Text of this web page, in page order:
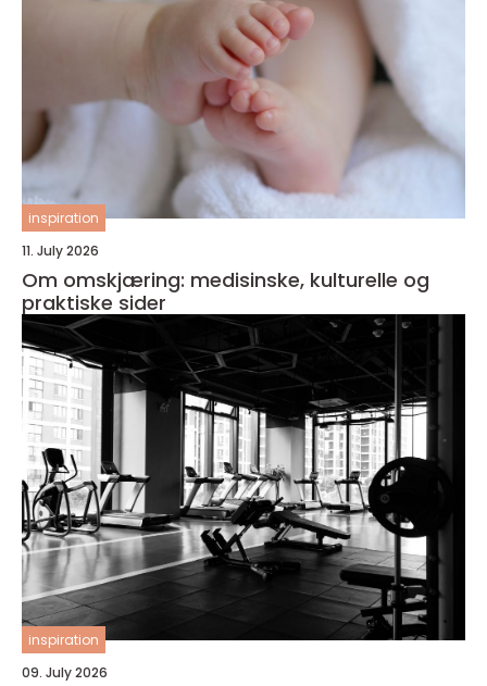
inspiration
11. July 2026
Om omskjæring: medisinske, kulturelle og
praktiske sider
inspiration
09. July 2026